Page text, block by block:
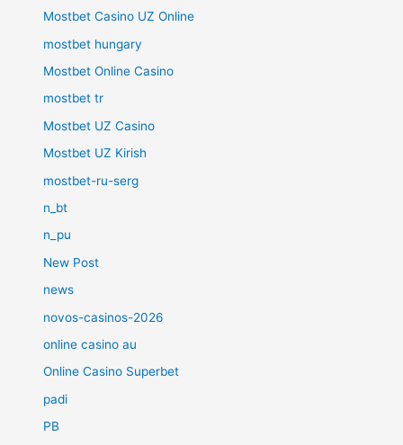
Mostbet Casino UZ Online
mostbet hungary
Mostbet Online Casino
mostbet tr
Mostbet UZ Casino
Mostbet UZ Kirish
mostbet-ru-serg
n_bt
n_pu
New Post
news
novos-casinos-2026
online casino au
Online Casino Superbet
padi
PB